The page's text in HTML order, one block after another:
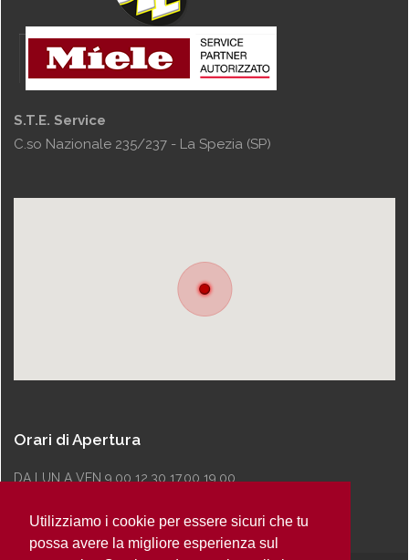
Utilizziamo i cookie per essere sicuri che tu
possa avere la migliore esperienza sul
S.T.E. Service
C.so Nazionale 235/237 - La Spezia (SP)
Orari di Apertura
DA LUN A VEN 9.00 12.30 17.00 19.00